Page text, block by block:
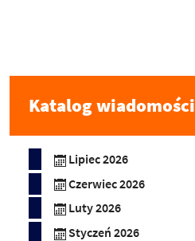
Katalog wiadomości
Lipiec 2026
Czerwiec 2026
Luty 2026
Styczeń 2026